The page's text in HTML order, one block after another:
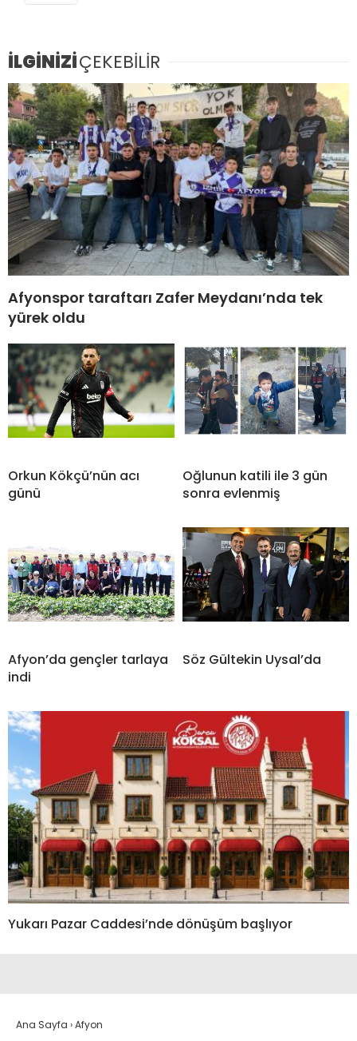
İLGİNİZİÇEKEBİLİR
Afyonspor taraftarı Zafer Meydanı’nda tek
yürek oldu
Orkun Kökçü’nün acı
günü
Oğlunun katili ile 3 gün
sonra evlenmiş
Afyon’da gençler tarlaya
indi
Söz Gültekin Uysal’da
Yukarı Pazar Caddesi’nde dönüşüm başlıyor
Ana Sayfa ›Afyon